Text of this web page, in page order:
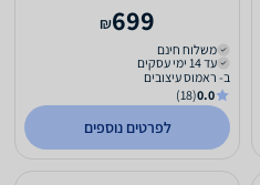
699
₪
משלוח חינם
עד 14 ימי עסקים
ב- ראמוס עיצובים
0.0
(18)
לפרטים נוספים